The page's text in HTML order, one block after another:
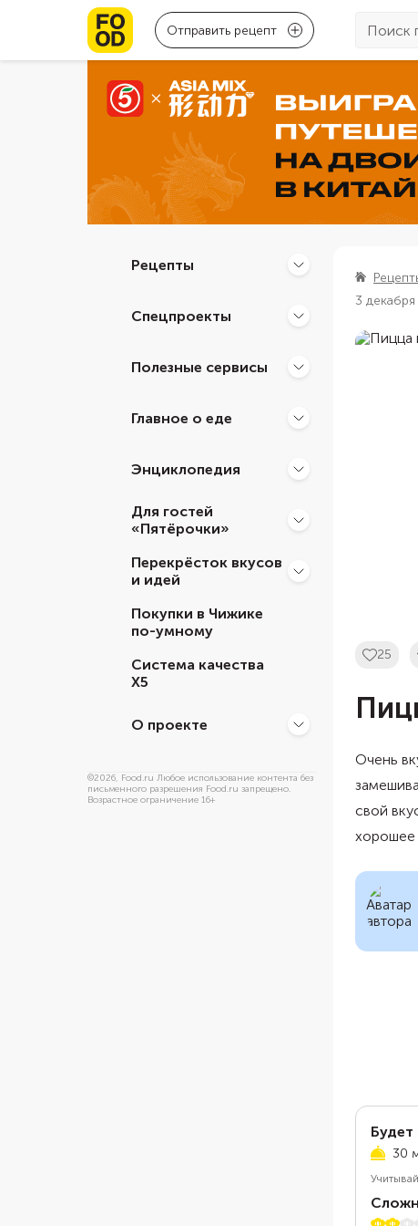
Отправить рецепт
Рецепты
Спецпроекты
Полезные сервисы
Главное о еде
Энциклопедия
Для гостей
«Пятёрочки»
Перекрёсток вкусов
и идей
Покупки в Чижике
по-умному
Система качества
Х5
О проекте
©2026, Food.ru Любое использование контента без
письменного разрешения Food.ru запрещено.
Возрастное ограничение 16+
3
25
Очень
свой
хорошее
Будет
30